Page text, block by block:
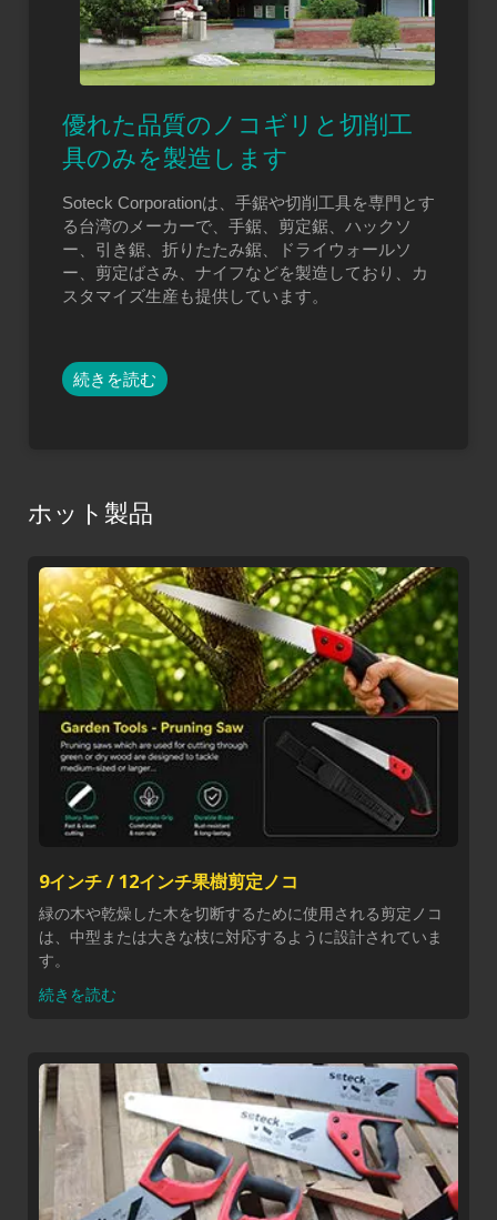
優れた品質のノコギリと切削工
具のみを製造します
Soteck Corporationは、手鋸や切削工具を専門とす
る台湾のメーカーで、手鋸、剪定鋸、ハックソ
ー、引き鋸、折りたたみ鋸、ドライウォールソ
ー、剪定ばさみ、ナイフなどを製造しており、カ
スタマイズ生産も提供しています。
続きを読む
ホット製品
9インチ / 12インチ果樹剪定ノコ
緑の木や乾燥した木を切断するために使用される剪定ノコ
は、中型または大きな枝に対応するように設計されていま
す。
続きを読む